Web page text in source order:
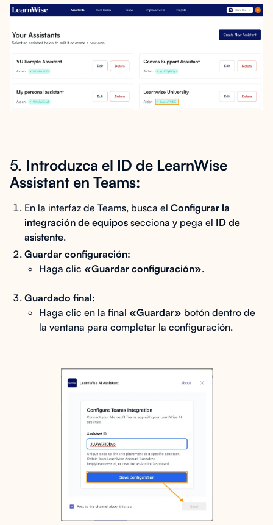
5. Introduzca el ID de LearnWise
Assistant en Teams:
En la interfaz de Teams, busca el Configurar la
integración de equipos secciona y pega el ID de
asistente.
Guardar configuración:
Haga clic «Guardar configuración».
Guardado final:
Haga clic en la final «Guardar» botón dentro de
la ventana para completar la configuración.